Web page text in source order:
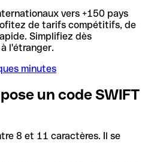
vers +150 pays
de tarifs compétitifs, de
Simplifiez dès
l'étranger.
minutes
un code SWIFT
8 et 11 caractères. Il se